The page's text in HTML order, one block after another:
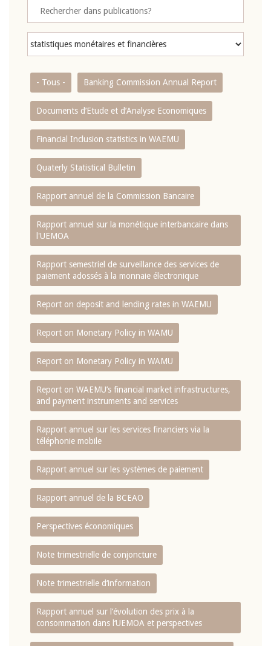
- Tous - Banking Commission Annual Report
Documents d’Etude et d’Analyse Economiques
Financial Inclusion statistics in WAEMU
Quaterly Statistical Bulletin
Rapport annuel de la Commission Bancaire
Rapport annuel sur la monétique interbancaire dans
l'UEMOA
Rapport semestriel de surveillance des services de
paiement adossés à la monnaie électronique
Report on deposit and lending rates in WAEMU
Report on Monetary Policy in WAMU
Report on Monetary Policy in WAMU
Report on WAEMU’s financial market infrastructures,
and payment instruments and services
Rapport annuel sur les services financiers via la
téléphonie mobile
Rapport annuel sur les systèmes de paiement
Rapport annuel de la BCEAO
Perspectives économiques
Note trimestrielle de conjoncture
Note trimestrielle d‘information
Rapport annuel sur l‘évolution des prix à la
consommation dans l‘UEMOA et perspectives